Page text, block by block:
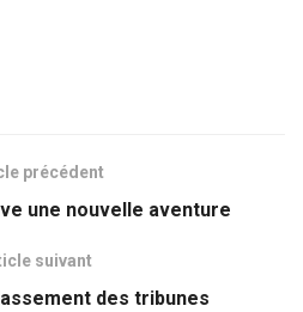
précédent
une nouvelle aventure
suivant
des tribunes